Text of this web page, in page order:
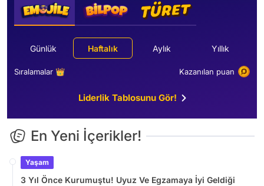
Günlük Haftalık Aylık Yıllık
Sıralamalar 👑 Kazanılan puan
Liderlik Tablosunu Gör!
En Yeni İçerikler!
Yaşam
3 Yıl Önce Kurumuştu! Uyuz Ve Egzamaya İyi Geldiği